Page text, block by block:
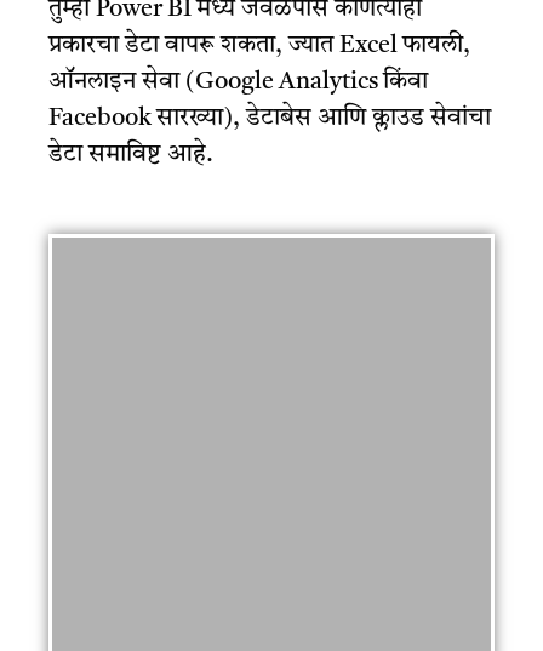
तुम्ही Power BI मध्ये जवळपास कोणत्याही
प्रकारचा डेटा वापरू शकता, ज्यात Excel फायली,
ऑनलाइन सेवा (Google Analytics किंवा
Facebook सारख्या), डेटाबेस आणि क्लाउड सेवांचा
डेटा समाविष्ट आहे.